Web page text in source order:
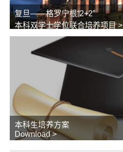
复旦——格罗宁根“2+2”
本科双学士学位联合培养项目 >
本科生培养方案
Download >